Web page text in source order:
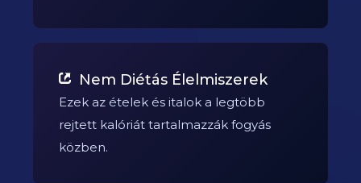
Nem Diétás Élelmiszerek
Ezek az ételek és italok a legtöbb
rejtett kalóriát tartalmazzák fogyás
közben.